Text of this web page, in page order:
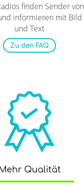
finden Sender von
informieren mit Bild
und Text
Zu den FAQ
Qualität